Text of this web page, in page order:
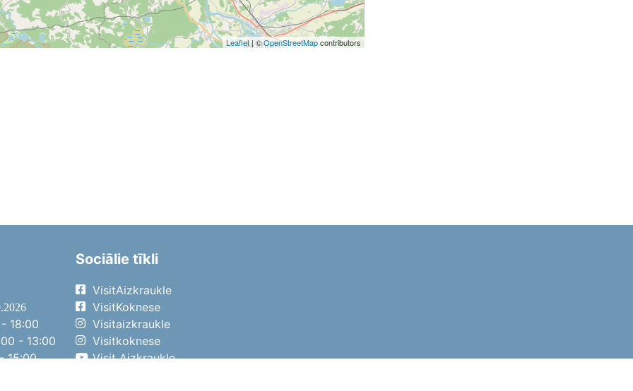
Leaflet| ©OpenStreetMapcontributors
18:00
- 13:00
15:00
Sociālie tīkli
VisitAizkraukle
VisitKoknese
Visitaizkraukle
Visitkoknese
Visit Aizkraukle